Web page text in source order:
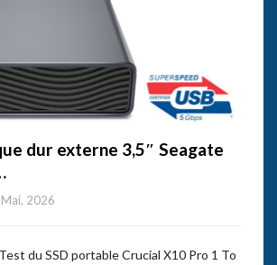
dur externe 3,5″ Seagate
2026
Test du SSD portable Crucial X10 Pro 1 To